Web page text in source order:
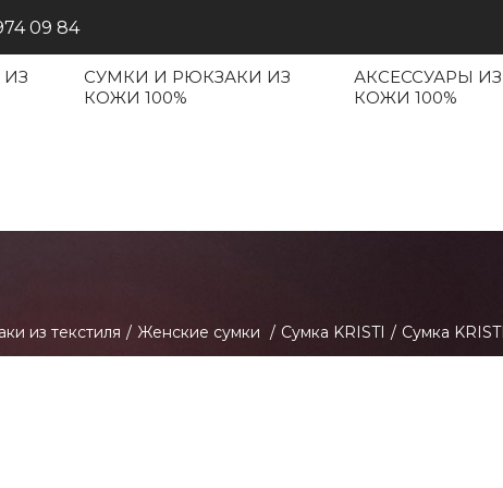
09 84
СУМКИ И РЮКЗАКИ ИЗ
КОЖИ 100%
АКСЕССУАРЫ ИЗ
КОЖИ 100%
из текстиля / Женские сумки / Сумка KRISTI / Сумка KRISTI